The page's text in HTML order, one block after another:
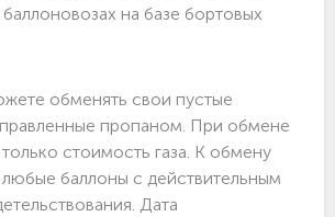
на базе бортовых
обменять свои пустые
пропаном. При обмене
стоимость газа. К обмену
баллоны с действительным
Дата